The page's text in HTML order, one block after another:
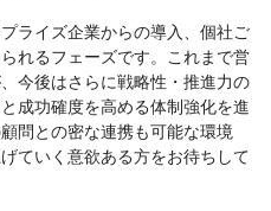
ライズ企業からの導入、個社ご
れるフェーズです。これまで営
今後はさらに戦略性・推進力の
成功確度を高める体制強化を進
問との密な連携も可能な環境
ていく意欲ある方をお待ちして